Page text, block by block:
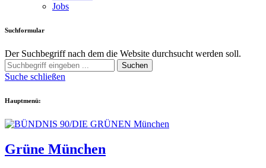
Jobs
Suchformular
Der Suchbegriff nach dem die Website durchsucht werden soll.
Suchen
Suche schließen
Hauptmenü:
Grüne München